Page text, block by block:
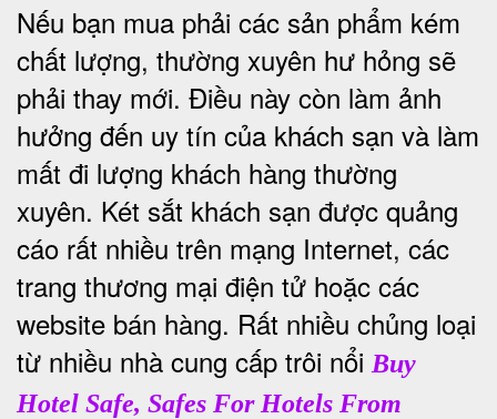
Nếu bạn mua phải các sản phẩm kém
chất lượng, thường xuyên hư hỏng sẽ
phải thay mới. Điều này còn làm ảnh
hưởng đến uy tín của khách sạn và làm
mất đi lượng khách hàng thường
xuyên. Két sắt khách sạn được quảng
cáo rất nhiều trên mạng Internet, các
trang thương mại điện tử hoặc các
website bán hàng. Rất nhiều chủng loại
từ nhiều nhà cung cấp trôi nổi Buy
Hotel Safe, Safes For Hotels From